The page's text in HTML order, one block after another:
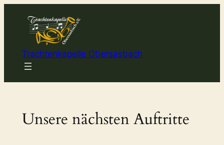
springen
Trachtenkapelle Obersasbach
Unsere nächsten Auftritte